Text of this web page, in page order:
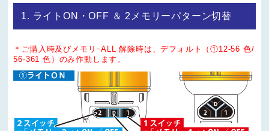
1. ライトON・OFF ＆ 2メモリーパターン切替
＊ご購入時及びメモリｰALL 解除時は、デフォルト（①12-56 色/
56-361 色）のみ作動します。